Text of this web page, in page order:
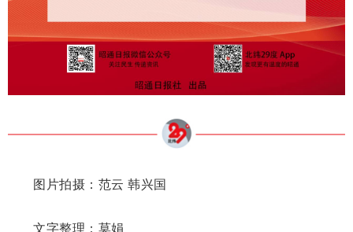
图片拍摄：范云 韩兴国
文字整理：莫娟